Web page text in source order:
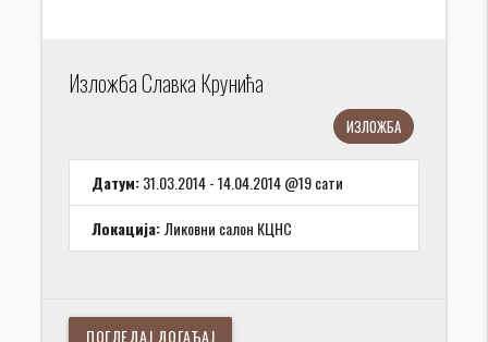
Изложба Славка Крунића
ИЗЛОЖБА
Датум:31.03.2014 - 14.04.2014 @19 сати
Локација:Ликовни салон КЦНС
ПОГЛЕДАЈ ДОГАЂАЈ